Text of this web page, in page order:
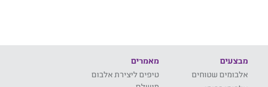
מבצעים
אלבומים שטוחים
מאמרים
טיפים ליצירת אלבום